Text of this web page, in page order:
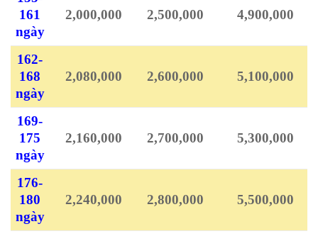
161
ngày
2,000,000 2,500,000 4,900,000
162-
168
ngày
2,080,000 2,600,000 5,100,000
169-
175
ngày
2,160,000 2,700,000 5,300,000
176-
180
ngày
2,240,000 2,800,000 5,500,000